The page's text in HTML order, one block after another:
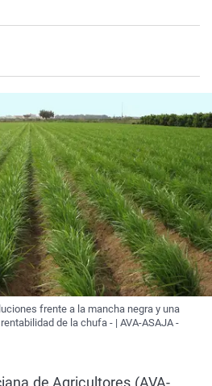
Operación Viuda
Navarra
País Vasco
frente a la mancha negra y una
de la chufa - | AVA-ASAJA -
de Agricultores (AVA-